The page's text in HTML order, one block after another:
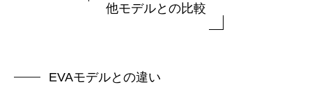
他モデルとの比較
EVAモデルとの違い